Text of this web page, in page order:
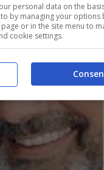
personal data on the
by managing your options
or in the site menu to
cookie settings.